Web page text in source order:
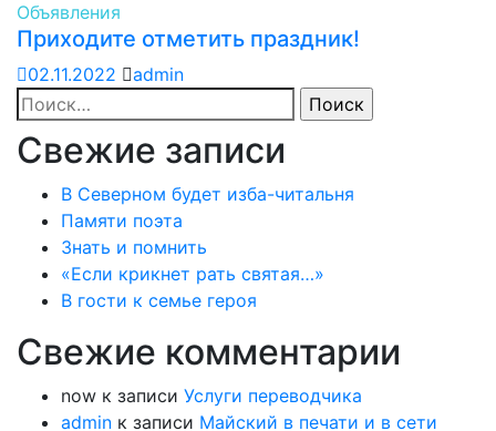
Объявления
Приходите отметить праздник!
02.11.2022
admin
Найти:
Свежие записи
В Северном будет изба-читальня
Памяти поэта
Знать и помнить
«Если крикнет рать святая…»
В гости к семье героя
Свежие комментарии
now к записи Услуги переводчика
admin к записи Майский в печати и в сети